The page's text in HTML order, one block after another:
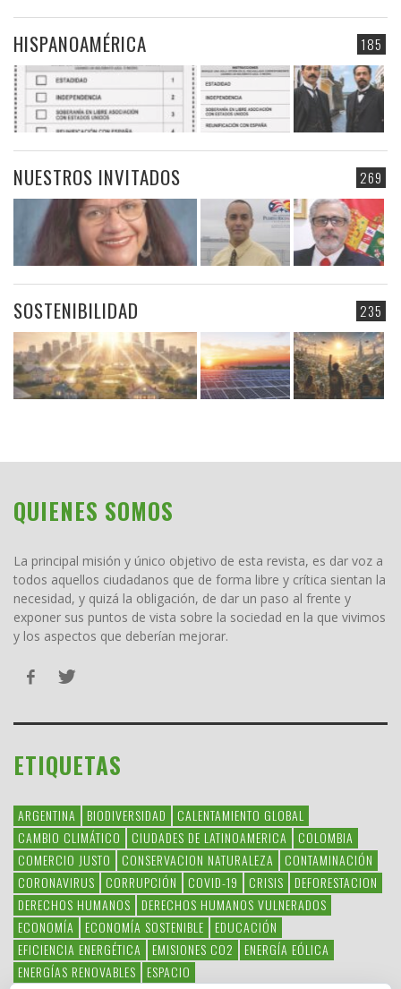
185
HISPANOAMÉRICA
269
NUESTROS INVITADOS
235
SOSTENIBILIDAD
QUIENES SOMOS
La principal misión y único objetivo de esta revista, es dar voz a
todos aquellos ciudadanos que de forma libre y crítica sientan la
necesidad, y quizá la obligación, de dar un paso al frente y
exponer sus puntos de vista sobre la sociedad en la que vivimos
y los aspectos que deberían mejorar.
ETIQUETAS
ARGENTINA BIODIVERSIDAD
CALENTAMIENTO GLOBAL
CAMBIO CLIMÁTICO
CIUDADES DE LATINOAMERICA
COLOMBIA
COMERCIO JUSTO
CONSERVACION NATURALEZA
CONTAMINACIÓN
CORONAVIRUS
CORRUPCIÓN COVID-19 CRISIS
DEFORESTACION
DERECHOS HUMANOS
DERECHOS HUMANOS VULNERADOS
ECONOMÍA
ECONOMÍA SOSTENIBLE
EDUCACIÓN
EFICIENCIA ENERGÉTICA
EMISIONES CO2
ENERGÍA EÓLICA
ENERGÍAS RENOVABLES
ESPACIO